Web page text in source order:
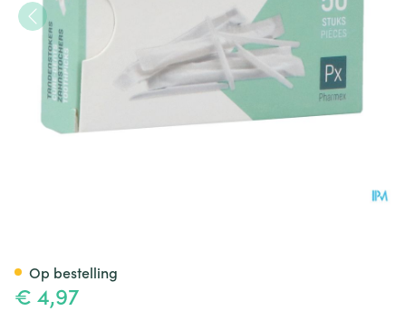
€ 4,97
Op bestelling